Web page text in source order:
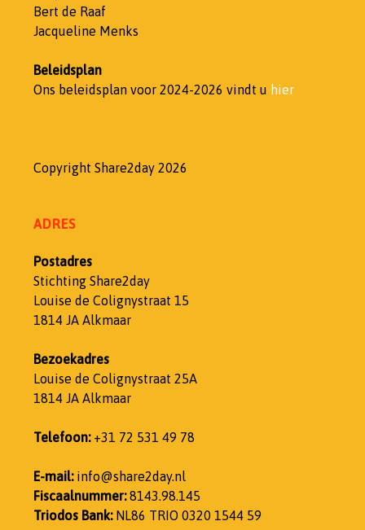
Bert de Raaf
Jacqueline Menks
Beleidsplan
Ons beleidsplan voor 2024-2026 vindt u hier
Copyright Share2day 2026
ADRES
Postadres
Stichting Share2day
Louise de Colignystraat 15
1814 JA Alkmaar
Bezoekadres
Louise de Colignystraat 25A
1814 JA Alkmaar
Telefoon: +31 72 531 49 78
E-mail:info@share2day.nl
Fiscaalnummer:8143.98.145
Triodos Bank:NL86 TRIO 0320 1544 59